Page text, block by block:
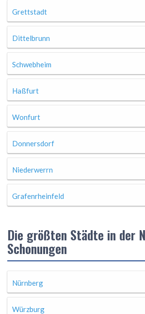
Grettstadt
Dittelbrunn
Schwebheim
Haßfurt
Wonfurt
Donnersdorf
Niederwerrn
Grafenrheinfeld
Die größten Städte in der
Schonungen
Nürnberg
Würzburg